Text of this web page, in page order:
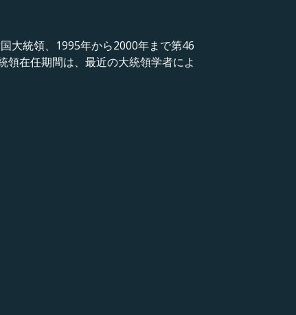
大統領、1995年から2000年まで第46
在任期間は、最近の大統領学者によ